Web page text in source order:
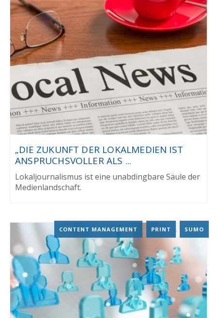
„DIE ZUKUNFT DER LOKALMEDIEN IST
ANSPRUCHSVOLLER ALS ...
Lokaljournalismus ist eine unabdingbare Säule der
Medienlandschaft.
CONTENT MANAGEMENT PRINT , SUMO